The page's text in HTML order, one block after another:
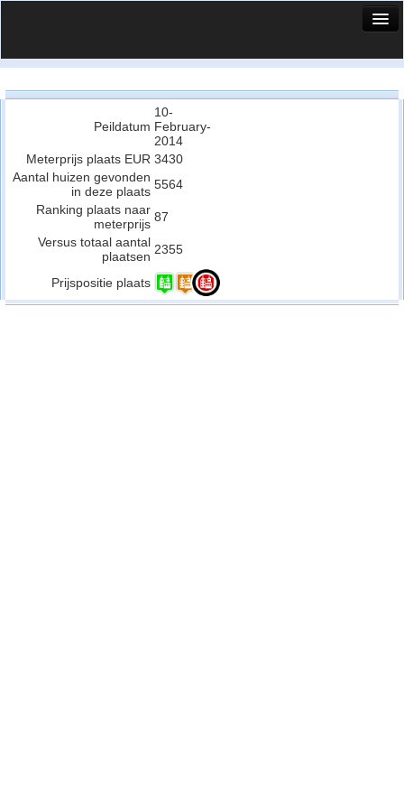
Vergelijk prijsposities - wijk
Info
Privacy beleid
Peildatum
10-
February-
2014
Meterprijs plaats EUR 3430
Aantal huizen gevonden
in deze plaats 5564
Ranking plaats naar
meterprijs 87
Versus totaal aantal
plaatsen 2355
Prijspositie plaats